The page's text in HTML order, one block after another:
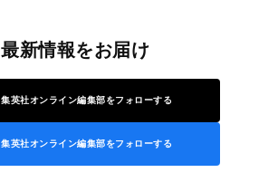
最新情報をお届け
集英社オンライン編集部をフォローする
集英社オンライン編集部をフォローする